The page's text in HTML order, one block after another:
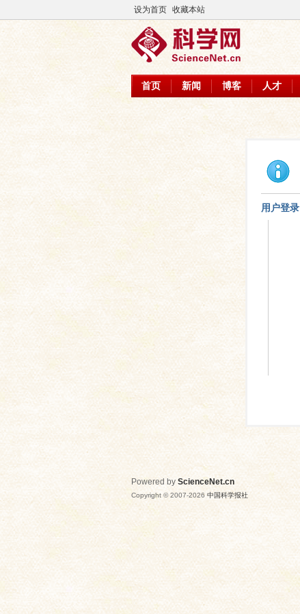
设为首页 收藏本站
首页 新闻 博客 人才
用户登录
Powered by ScienceNet.cn
Copyright © 2007-2026 中国科学报社